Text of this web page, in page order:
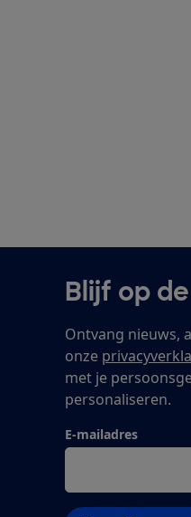
Blijf op
Ontvang nieuws,
onze
met je
personaliseren.
E-mailadres